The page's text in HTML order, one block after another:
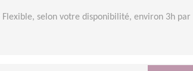
Flexible, selon votre disponibilité, environ 3h par